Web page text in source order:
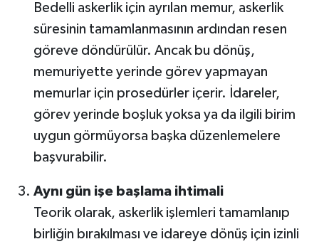
Bedelli askerlik için ayrılan memur, askerlik
süresinin tamamlanmasının ardından resen
göreve döndürülür. Ancak bu dönüş,
memuriyette yerinde görev yapmayan
memurlar için prosedürler içerir. İdareler,
görev yerinde boşluk yoksa ya da ilgili birim
uygun görmüyorsa başka düzenlemelere
başvurabilir.
Aynı gün işe başlama ihtimali
Teorik olarak, askerlik işlemleri tamamlanıp
birliğin bırakılması ve idareye dönüş için izinli